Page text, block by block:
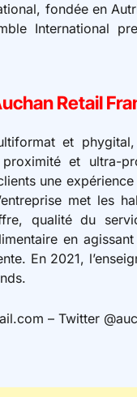
fondée en
International
Retail
et
proximité et ultra-
une
met les
qualité du
en
En 2021,
– Twitter